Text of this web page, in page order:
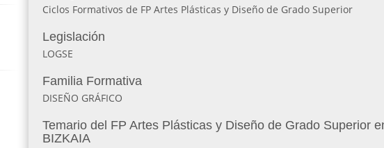
Ciclos Formativos de FP Artes Plásticas y Diseño de Grado Superior
Legislación
LOGSE
Familia Formativa
DISEÑO GRÁFICO
Temario del FP Artes Plásticas y Diseño de Grado Superior
BIZKAIA